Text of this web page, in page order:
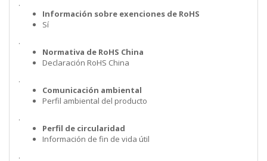
.
Información sobre exenciones de RoHS
Sí
.
Normativa de RoHS China
Declaración RoHS China
.
Comunicación ambiental
Perfil ambiental del producto
.
Perfil de circularidad
Información de fin de vida útil
.